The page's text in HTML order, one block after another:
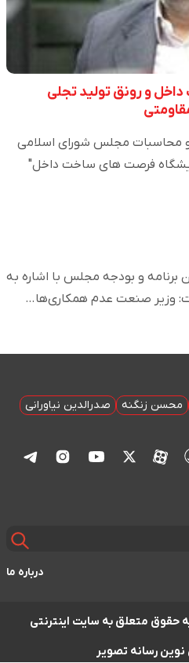
و رونق تولید تجلی
محاسبات مجلس شورای اسلامی
فرصت های ساخت داخل"
و بودجه مجلس با اشاره به
وزیر صنعت عدم همکاری‌ها…
محسن زنگنه
صدرالدین نیاورانی
درباره ما
© کلیه حقوق متعلق به سایت اینترنتی
رسانه تصویر